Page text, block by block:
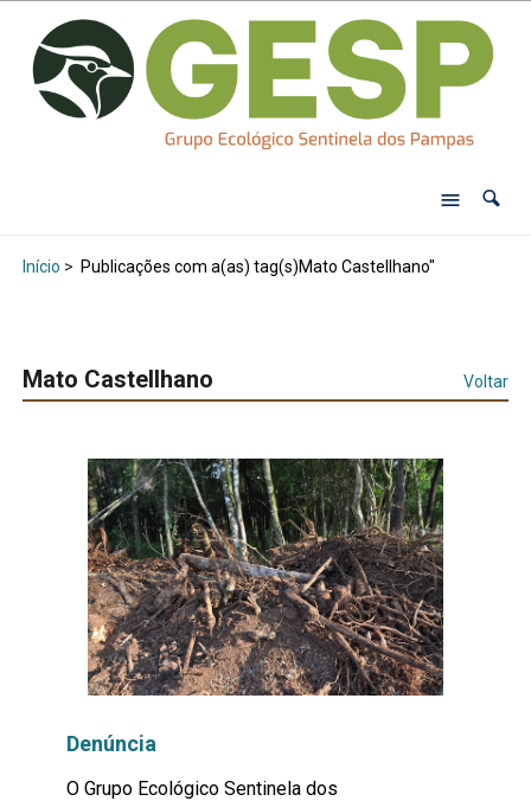
Início > Publicações com a(as) tag(s)Mato Castellhano"
Mato Castellhano Voltar
Denúncia
O Grupo Ecológico Sentinela dos